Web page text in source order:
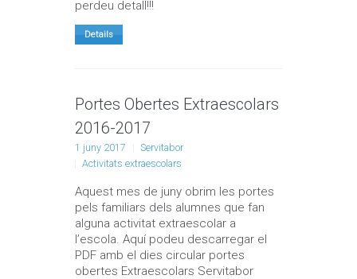
perdeu detall!!!
Details
Portes Obertes Extraescolars
2016-2017
1 juny 2017
Servitabor
Activitats extraescolars
Aquest mes de juny obrim les portes
pels familiars dels alumnes que fan
alguna activitat extraescolar a
l’escola. Aquí podeu descarregar el
PDF amb el dies circular portes
obertes Extraescolars Servitabor